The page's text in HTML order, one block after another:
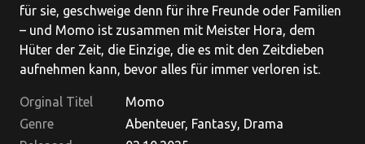
für sie, geschweige denn für ihre Freunde oder Familien
– und Momo ist zusammen mit Meister Hora, dem
Hüter der Zeit, die Einzige, die es mit den Zeitdieben
aufnehmen kann, bevor alles für immer verloren ist.
Orginal Titel
Momo
Genre
Abenteuer, Fantasy, Drama